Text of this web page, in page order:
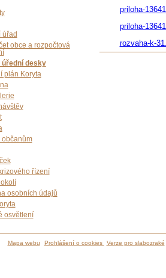
úřad
obce a rozpočtová
desky
plán Koryta
občanům
řízení
osobních údajů
osvětlení
priloha-
priloha-
rozvaha-k-
Mapa webu Prohlášení o cookies Verze pro slabozraké